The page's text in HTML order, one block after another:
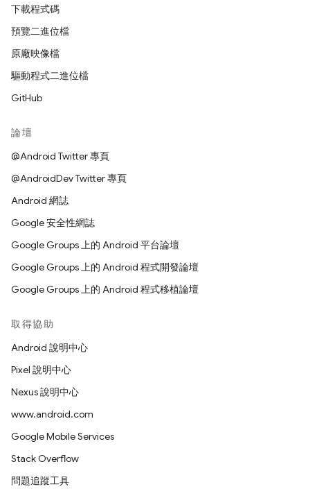
下載程式碼
預覽二進位檔
原廠映像檔
驅動程式二進位檔
GitHub
論壇
@Android Twitter 專頁
@AndroidDev Twitter 專頁
Android 網誌
Google 安全性網誌
Google Groups 上的 Android 平台論壇
Google Groups 上的 Android 程式開發論壇
Google Groups 上的 Android 程式移植論壇
取得協助
Android 說明中心
Pixel 說明中心
Nexus 說明中心
www.android.com
Google Mobile Services
Stack Overflow
問題追蹤工具